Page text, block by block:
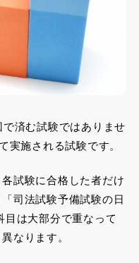
済む試験ではありませ
実施される試験です。
試験に合格した者だけ
司法試験予備試験の日
は大部分で重なって
なります。